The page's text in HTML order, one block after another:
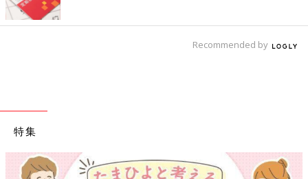
Recommended by
特集